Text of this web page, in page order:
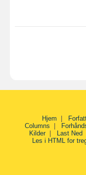
Hjem
Columns
Kilder| Last Ned
Les i HTML for